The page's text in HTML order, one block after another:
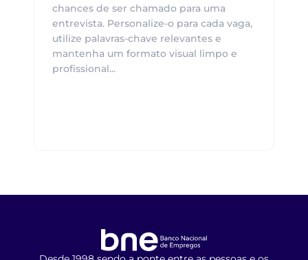
chances de ser chamado para uma
entrevista. Personalize-o para cada vaga,
utilize palavras-chave relevantes e
mantenha um formato visual limpo e
profissional...